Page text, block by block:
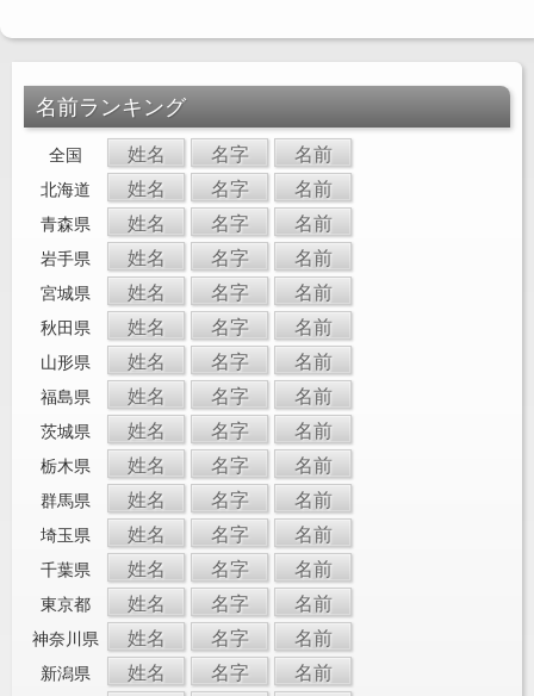
名前ランキング
全国 姓名 名字 名前
北海道 姓名 名字 名前
青森県 姓名 名字 名前
岩手県 姓名 名字 名前
宮城県 姓名 名字 名前
秋田県 姓名 名字 名前
山形県 姓名 名字 名前
福島県 姓名 名字 名前
茨城県 姓名 名字 名前
栃木県 姓名 名字 名前
群馬県 姓名 名字 名前
埼玉県 姓名 名字 名前
千葉県 姓名 名字 名前
東京都 姓名 名字 名前
神奈川県 姓名 名字 名前
新潟県 姓名 名字 名前